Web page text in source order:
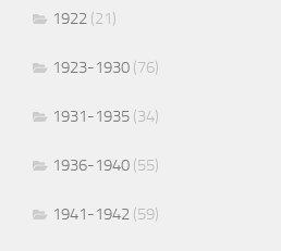
1922 (21)
1923-1930 (76)
1931-1935 (34)
1936-1940 (55)
1941-1942 (59)